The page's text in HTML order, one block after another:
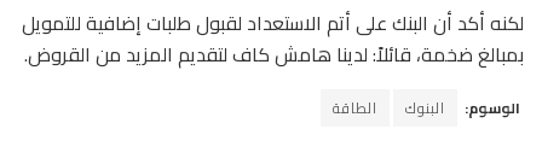
لكنه أكد أن البنك على أتم الاستعداد لقبول طلبات إضافية للتمويل
بمبالغ ضخمة، قائلاً: لدينا هامش كاف لتقديم المزيد من القروض.
الوسوم: البنوك الطاقة